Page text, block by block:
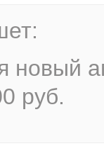
новый
руб.